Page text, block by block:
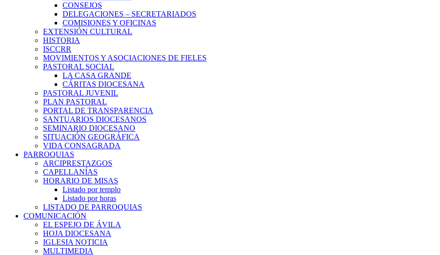
CONSEJOS
DELEGACIONES – SECRETARIADOS
COMISIONES Y OFICINAS
EXTENSIÓN CULTURAL
HISTORIA
ISCCRR
MOVIMIENTOS Y ASOCIACIONES DE FIELES
PASTORAL SOCIAL
LA CASA GRANDE
CÁRITAS DIOCESANA
PASTORAL JUVENIL
PLAN PASTORAL
PORTAL DE TRANSPARENCIA
SANTUARIOS DIOCESANOS
SEMINARIO DIOCESANO
SITUACIÓN GEOGRÁFICA
VIDA CONSAGRADA
PARROQUIAS
ARCIPRESTAZGOS
CAPELLANÍAS
HORARIO DE MISAS
Listado por templo
Listado por horas
LISTADO DE PARROQUIAS
COMUNICACIÓN
EL ESPEJO DE ÁVILA
HOJA DIOCESANA
IGLESIA NOTICIA
MULTIMEDIA